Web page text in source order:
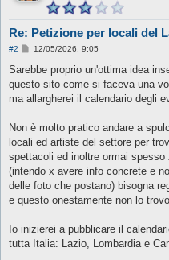
Re: Petizione per locali del
#2
M
s
a
g
o
12/05/2026, 9:05
Sarebbe proprio un'ottima idea
questo sito come si faceva una
ma allargherei il calendario degli
Non è molto pratico andare a
locali ed artiste del settore per
spettacoli ed inoltre ormai
(intendo x avere info concrete e
delle foto che postano) bisogna
e questo onestamente non lo
Io inizierei a pubblicare il
tutta Italia: Lazio, Lombardia e